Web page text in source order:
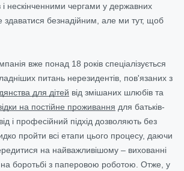
і нескінченними чергами у державних
безнадійним, але ми тут, щоб
вже понад 18 років спеціалізується
питань нерезидентів, пов'язаних з
для дітей від змішаних шлюбів та
на постійне проживання для батьків-
і професійний підхід дозволяють без
пройти всі етапи цього процесу, даючи
на найважливішому – вихованні
боротьбі з паперовою роботою. Отже, у